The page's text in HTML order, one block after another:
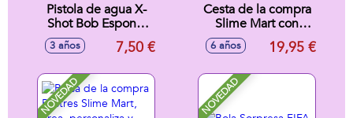
Pistola de agua X-
Shot Bob Esponja
10X14,8X4,5cm -
Modelos surtidos
3 años 7,50 €
Cesta de la compra
Slime Mart con
Comida, crea,
personaliza y
¡Parecen
reales!18,2X24,5X14,5cm
- Modelos surtidos
6 años 19,95 €
NOVEDAD NOVEDAD